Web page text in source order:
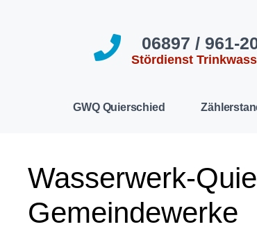
06897 / 961-
Stördienst
GWQ Quierschied
Wasserwerk-
Gemeindewerke